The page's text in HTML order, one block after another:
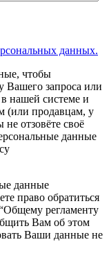
данных.
чтобы
Вашего запроса или
нашей системе и
(или продавцам, у
не отзовёте своё
данные
данные
право обратиться
регламенту
Вам об этом
Ваши данные не